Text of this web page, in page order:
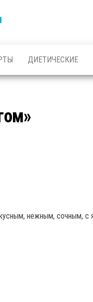
ДИЕТИЧЕСКИЕ
нежным, сочным,